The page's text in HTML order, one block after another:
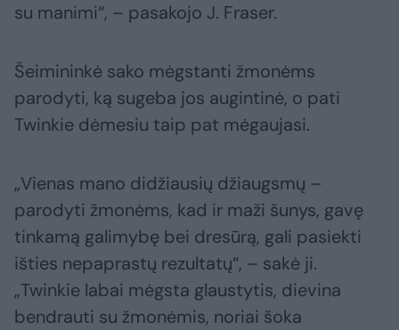
su manimi“, – pasakojo J. Fraser.
Šeimininkė sako mėgstanti žmonėms
parodyti, ką sugeba jos augintinė, o pati
Twinkie dėmesiu taip pat mėgaujasi.
„Vienas mano didžiausių džiaugsmų –
parodyti žmonėms, kad ir maži šunys, gavę
tinkamą galimybę bei dresūrą, gali pasiekti
išties nepaprastų rezultatų“, – sakė ji.
„Twinkie labai mėgsta glaustytis, dievina
bendrauti su žmonėmis, noriai šoka